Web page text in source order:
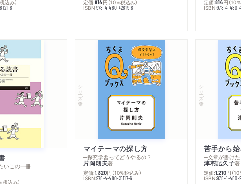
込み）
6
定価:814円 （10％税込み）
ISBN:978-4-480-42819-6
定価:814円 （10
ISBN:978-4-480-
いこの一冊
税込み）
シリーズ・全集
マイテーマの探し方
─探究学習ってどうやるの？
片岡則夫著
定価:1,320円 （10％税込み）
ISBN:978-4-480-25117-6
シリーズ・全集
苦手から
─文章が書けた
津村記久子著
定価:1,210円 （
ISBN:978-4-480-